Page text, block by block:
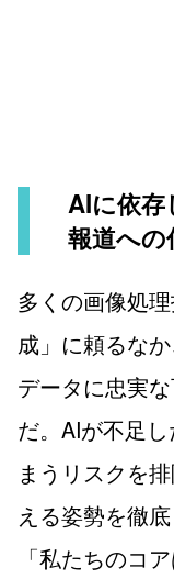
AIに依存
報道への
多くの画像処
成」に頼るな
データに忠実
だ。AIが不足
まうリスクを
える姿勢を徹底
「私たちのコ